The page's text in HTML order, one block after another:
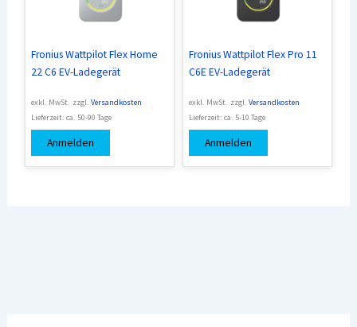
Fronius Wattpilot Flex Home
22 C6 EV-Ladegerät
exkl. MwSt. zzgl.Versandkosten
Lieferzeit:ca. 50-90 Tage
Anmelden
Fronius Wattpilot Flex Pro 11
C6E EV-Ladegerät
exkl. MwSt. zzgl. Versandkosten
Lieferzeit: ca. 5-10 Tage
Anmelden